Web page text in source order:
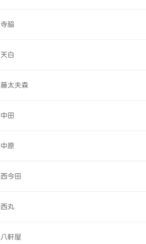
寺脇
天白
藤太夫森
中田
中原
西今田
西丸
八軒屋